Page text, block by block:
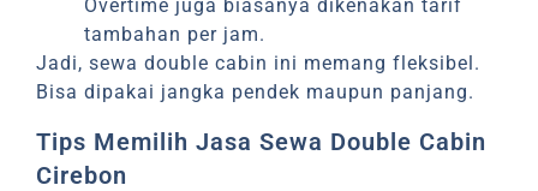
Overtime juga biasanya dikenakan tarif
tambahan per jam.
Jadi, sewa double cabin ini memang fleksibel.
Bisa dipakai jangka pendek maupun panjang.
Tips Memilih Jasa Sewa Double Cabin
Cirebon